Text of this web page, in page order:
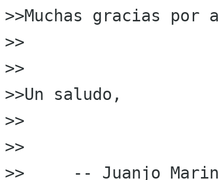
>>Muchas gracias por
>>
>>
>>Un saludo,
>>
>>
>>     -- Juanjo